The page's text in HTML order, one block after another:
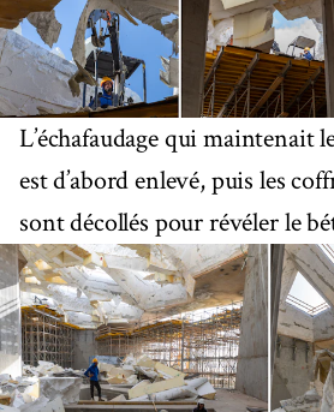
L’échafaudage qui maintenait
est d’abord enlevé, puis les
sont décollés pour révéler le